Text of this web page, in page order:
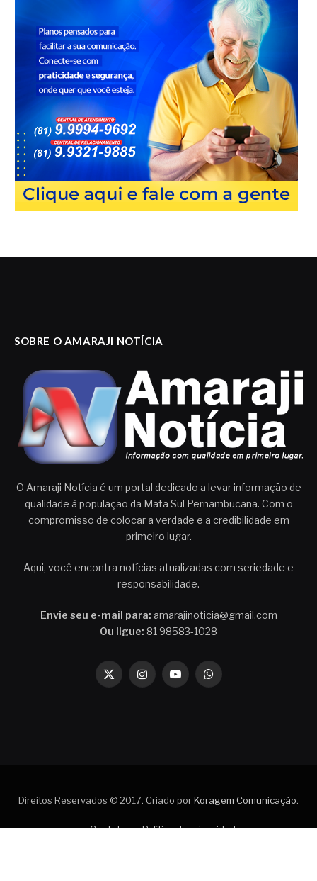
SOBRE O AMARAJI NOTÍCIA
O Amaraji Notícia é um portal dedicado a levar informação de
qualidade à população da Mata Sul Pernambucana. Com o
compromisso de colocar a verdade e a credibilidade em
primeiro lugar.
Aqui, você encontra notícias atualizadas com seriedade e
responsabilidade.
Envie seu e-mail para: amarajinoticia@gmail.com
Ou ligue: 81 98583-1028
X
InstagramYouTubeWhatsApp
Direitos Reservados © 2017. Criado porKoragem Comunicação.
Contato
Política de privacidade